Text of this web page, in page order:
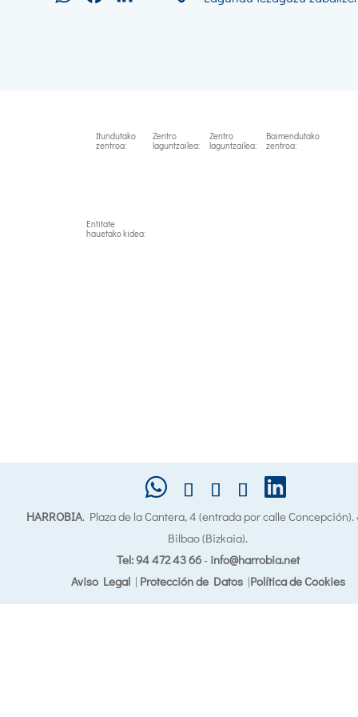
Itundutako
zentroa:
Zentro
laguntzailea:
Zentro
laguntzailea:
Baimendutako
zentroa:
Entitate
hauetako kidea:
HARROBIA. Plaza de la Cantera, 4 (entrada por calle
Bilbao (Bizkaia).
Tel: 94 472 43 66- info@harrobia.net
Aviso Legal| Protección de Datos|Política de Cookies